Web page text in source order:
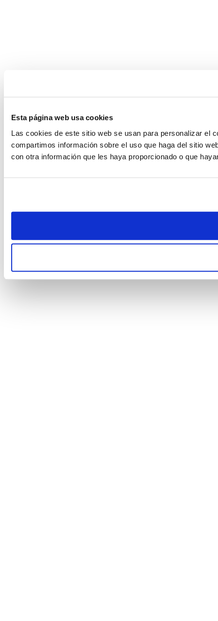
Esta página web usa cookies
Las cookies de este sitio web se usan para personalizar el
compartimos información sobre el uso que haga del sitio
con otra información que les haya proporcionado o que